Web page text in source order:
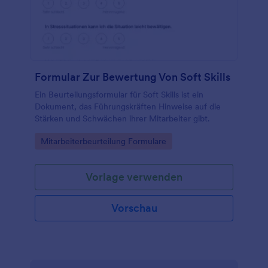
Formular Zur Bewertung Von Soft Skills
Ein Beurteilungsformular für Soft Skills ist ein
Dokument, das Führungskräften Hinweise auf die
Stärken und Schwächen ihrer Mitarbeiter gibt.
Go to Category:
Mitarbeiterbeurteilung Formulare
Vorlage verwenden
Vorschau